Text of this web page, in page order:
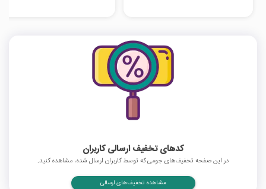
کدهای تخفیف ارسالی کاربران
در این صفحه تخفیف‌های جومی که توسط کاربران ارسال شده، مشاهده کنید.
مشاهده تخفیف‌های ارسالی